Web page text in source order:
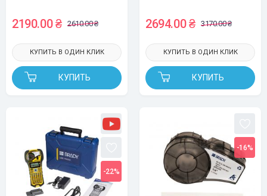
2190.00 ₴ 2610.00 ₴
КУПИТЬ
КУПИТЬ В ОДИН КЛИК
этикеток
2694.00 ₴ 3170.00 ₴
КУПИТЬ
КУПИТЬ В ОДИН КЛИК
-22%
-16%